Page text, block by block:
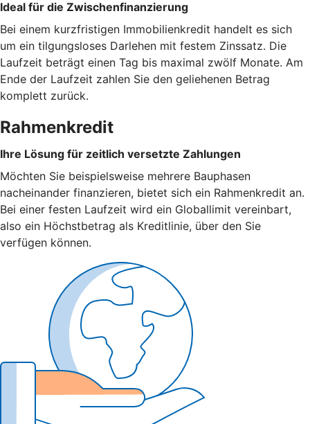
Ideal für die Zwischenfinanzierung
Bei einem kurzfristigen Immobilienkredit handelt es sich
um ein tilgungsloses Darlehen mit festem Zinssatz. Die
Laufzeit beträgt einen Tag bis maximal zwölf Monate. Am
Ende der Laufzeit zahlen Sie den geliehenen Betrag
komplett zurück.
Rahmenkredit
Ihre Lösung für zeitlich versetzte Zahlungen
Möchten Sie beispielsweise mehrere Bauphasen
nacheinander finanzieren, bietet sich ein Rahmenkredit an.
Bei einer festen Laufzeit wird ein Globallimit vereinbart,
also ein Höchstbetrag als Kreditlinie, über den Sie
verfügen können.